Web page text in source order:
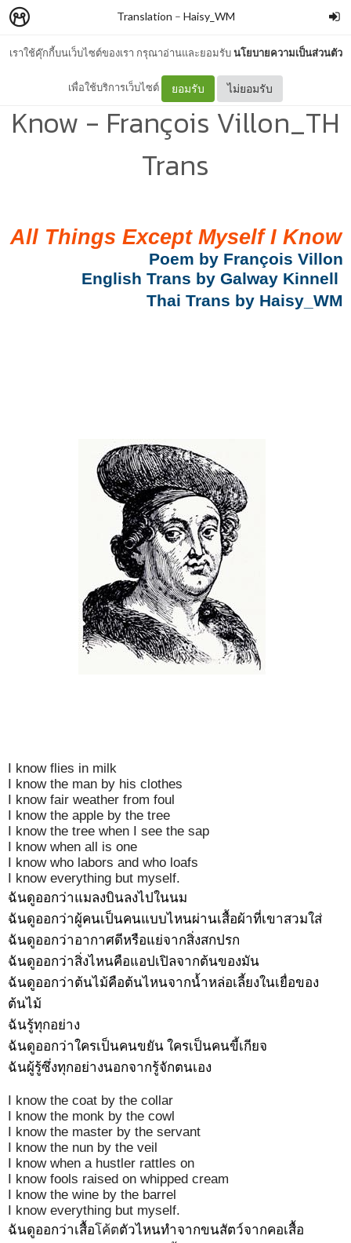
เราใช้คุ๊กกี้บนเว็บไซต์ของเรา กรุณาอ่านและยอมรับนโยบายความเป็นส่วนตัว
เพื่อใช้บริการเว็บไซต์ ยอมรับ ไม่ยอมรับ
Translation – Haisy_WM
All Things Except Myself I
Know - François Villon_TH
Trans
All Things Except Myself I Know
Poem by François Villon
English Trans by Galway Kinnell
Thai Trans by Haisy_WM
I know flies in milk
I know the man by his clothes
I know fair weather from foul
I know the apple by the tree
I know the tree when I see the sap
I know when all is one
I know who labors and who loafs
I know everything but myself.
ฉันดูออกว่าแมลงบินลงไปในนม
ฉันดูออกว่าผู้คนเป็นคนแบบไหนผ่านเสื้อผ้าที่เขาสวมใส่
ฉันดูออกว่าอากาศดีหรือแย่จากสิ่งสกปรก
ฉันดูออกว่าสิ่งไหนคือแอปเปิลจากต้นของมัน
ฉันดูออกว่าต้นไม้คือต้นไหนจากน้ำหล่อเลี้ยงในเยื่อของ
ต้นไม้
ฉันรู้ทุกอย่าง
ฉันดูออกว่าใครเป็นคนขยัน ใครเป็นคนขี้เกียจ
ฉันผู้รู้ซึ่งทุกอย่างนอกจากรู้จักตนเอง
I know the coat by the collar
I know the monk by the cowl
I know the master by the servant
I know the nun by the veil
I know when a hustler rattles on
I know fools raised on whipped cream
I know the wine by the barrel
I know everything but myself.
ฉันดูออกว่าเสื้อโค้ตตัวไหนทำจากขนสัตว์จากคอเสื้อ